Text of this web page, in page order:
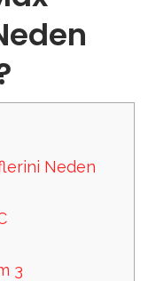
Neden
3